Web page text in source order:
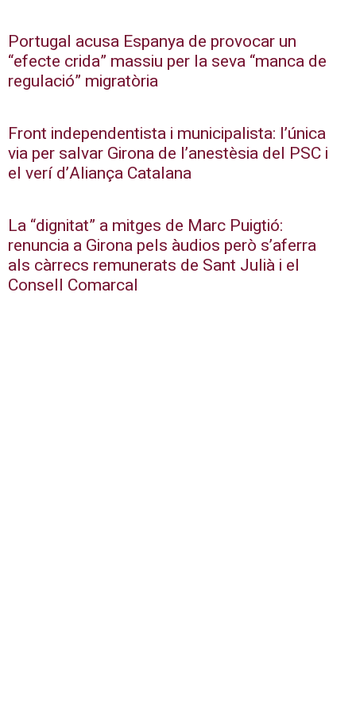
Portugal acusa Espanya de provocar un
“efecte crida” massiu per la seva “manca de
regulació” migratòria
Front independentista i municipalista: l’única
via per salvar Girona de l’anestèsia del PSC i
el verí d’Aliança Catalana
La “dignitat” a mitges de Marc Puigtió:
renuncia a Girona pels àudios però s’aferra
als càrrecs remunerats de Sant Julià i el
Consell Comarcal